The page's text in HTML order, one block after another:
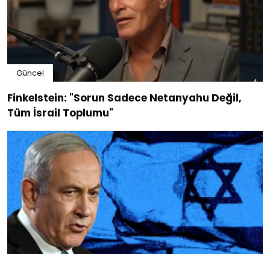
Güncel
Finkelstein: "Sorun Sadece Netanyahu Değil,
Tüm İsrail Toplumu"